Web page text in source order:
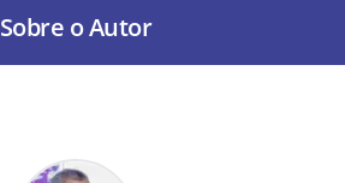
Sobre o Autor